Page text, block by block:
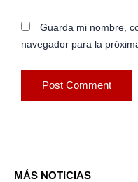
Guarda mi nombre,
navegador para la
MÁS NOTICIAS